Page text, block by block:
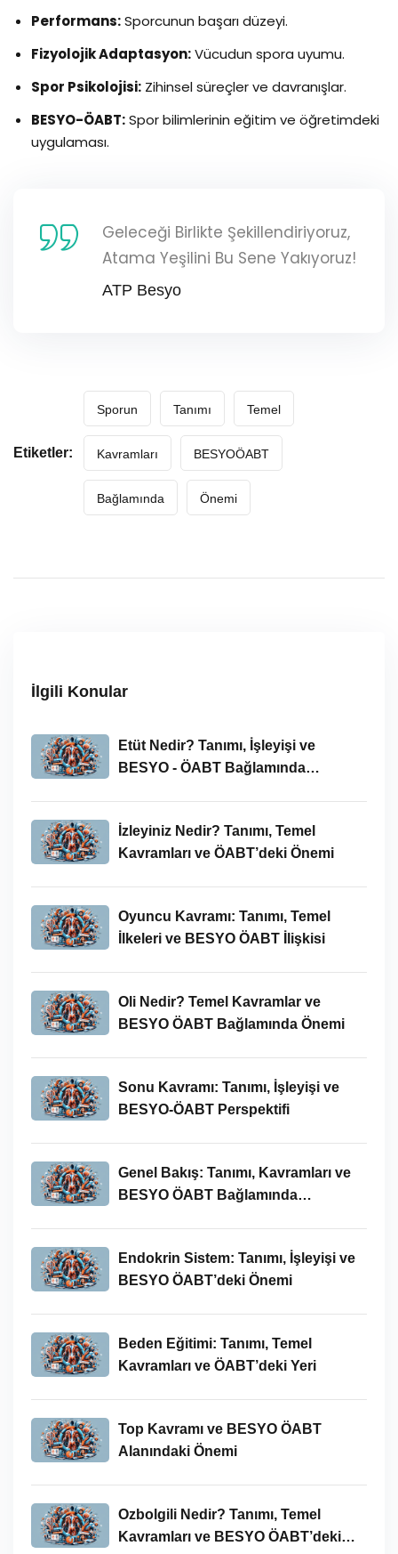
Performans:Sporcunun başarı düzeyi.
Fizyolojik Adaptasyon:Vücudun spora uyumu.
Spor Psikolojisi: Zihinsel süreçler ve davranışlar.
BESYO-ÖABT:Spor bilimlerinin eğitim ve öğretimdeki
uygulaması.
Geleceği Birlikte Şekillendiriyoruz,
Atama Yeşilini Bu Sene Yakıyoruz!
ATP Besyo
Etiketler:
Sporun Tanımı Temel
Kavramları BESYOÖABT
Bağlamında Önemi
İlgili Konular
Etüt Nedir? Tanımı, İşleyişi ve
BESYO - ÖABT Bağlamında
İzleyiniz Nedir? Tanımı, Temel
Kavramları ve ÖABT’deki Önemi
Oyuncu Kavramı: Tanımı, Temel
İlkeleri ve BESYO ÖABT İlişkisi
Oli Nedir? Temel Kavramlar ve
BESYO ÖABT Bağlamında Önemi
Sonu Kavramı: Tanımı, İşleyişi ve
BESYO-ÖABT Perspektifi
Genel Bakış: Tanımı, Kavramları ve
BESYO ÖABT Bağlamında
Endokrin Sistem: Tanımı, İşleyişi ve
BESYO ÖABT’deki Önemi
Beden Eğitimi: Tanımı, Temel
Kavramları ve ÖABT’deki Yeri
Top Kavramı ve BESYO ÖABT
Alanındaki Önemi
Ozbolgili Nedir? Tanımı, Temel
Kavramları ve BESYO ÖABT’deki